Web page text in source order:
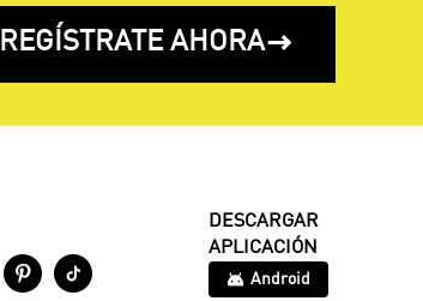
REGÍSTRATE AHORA
 
DESCARGAR
APLICACIÓN
Android